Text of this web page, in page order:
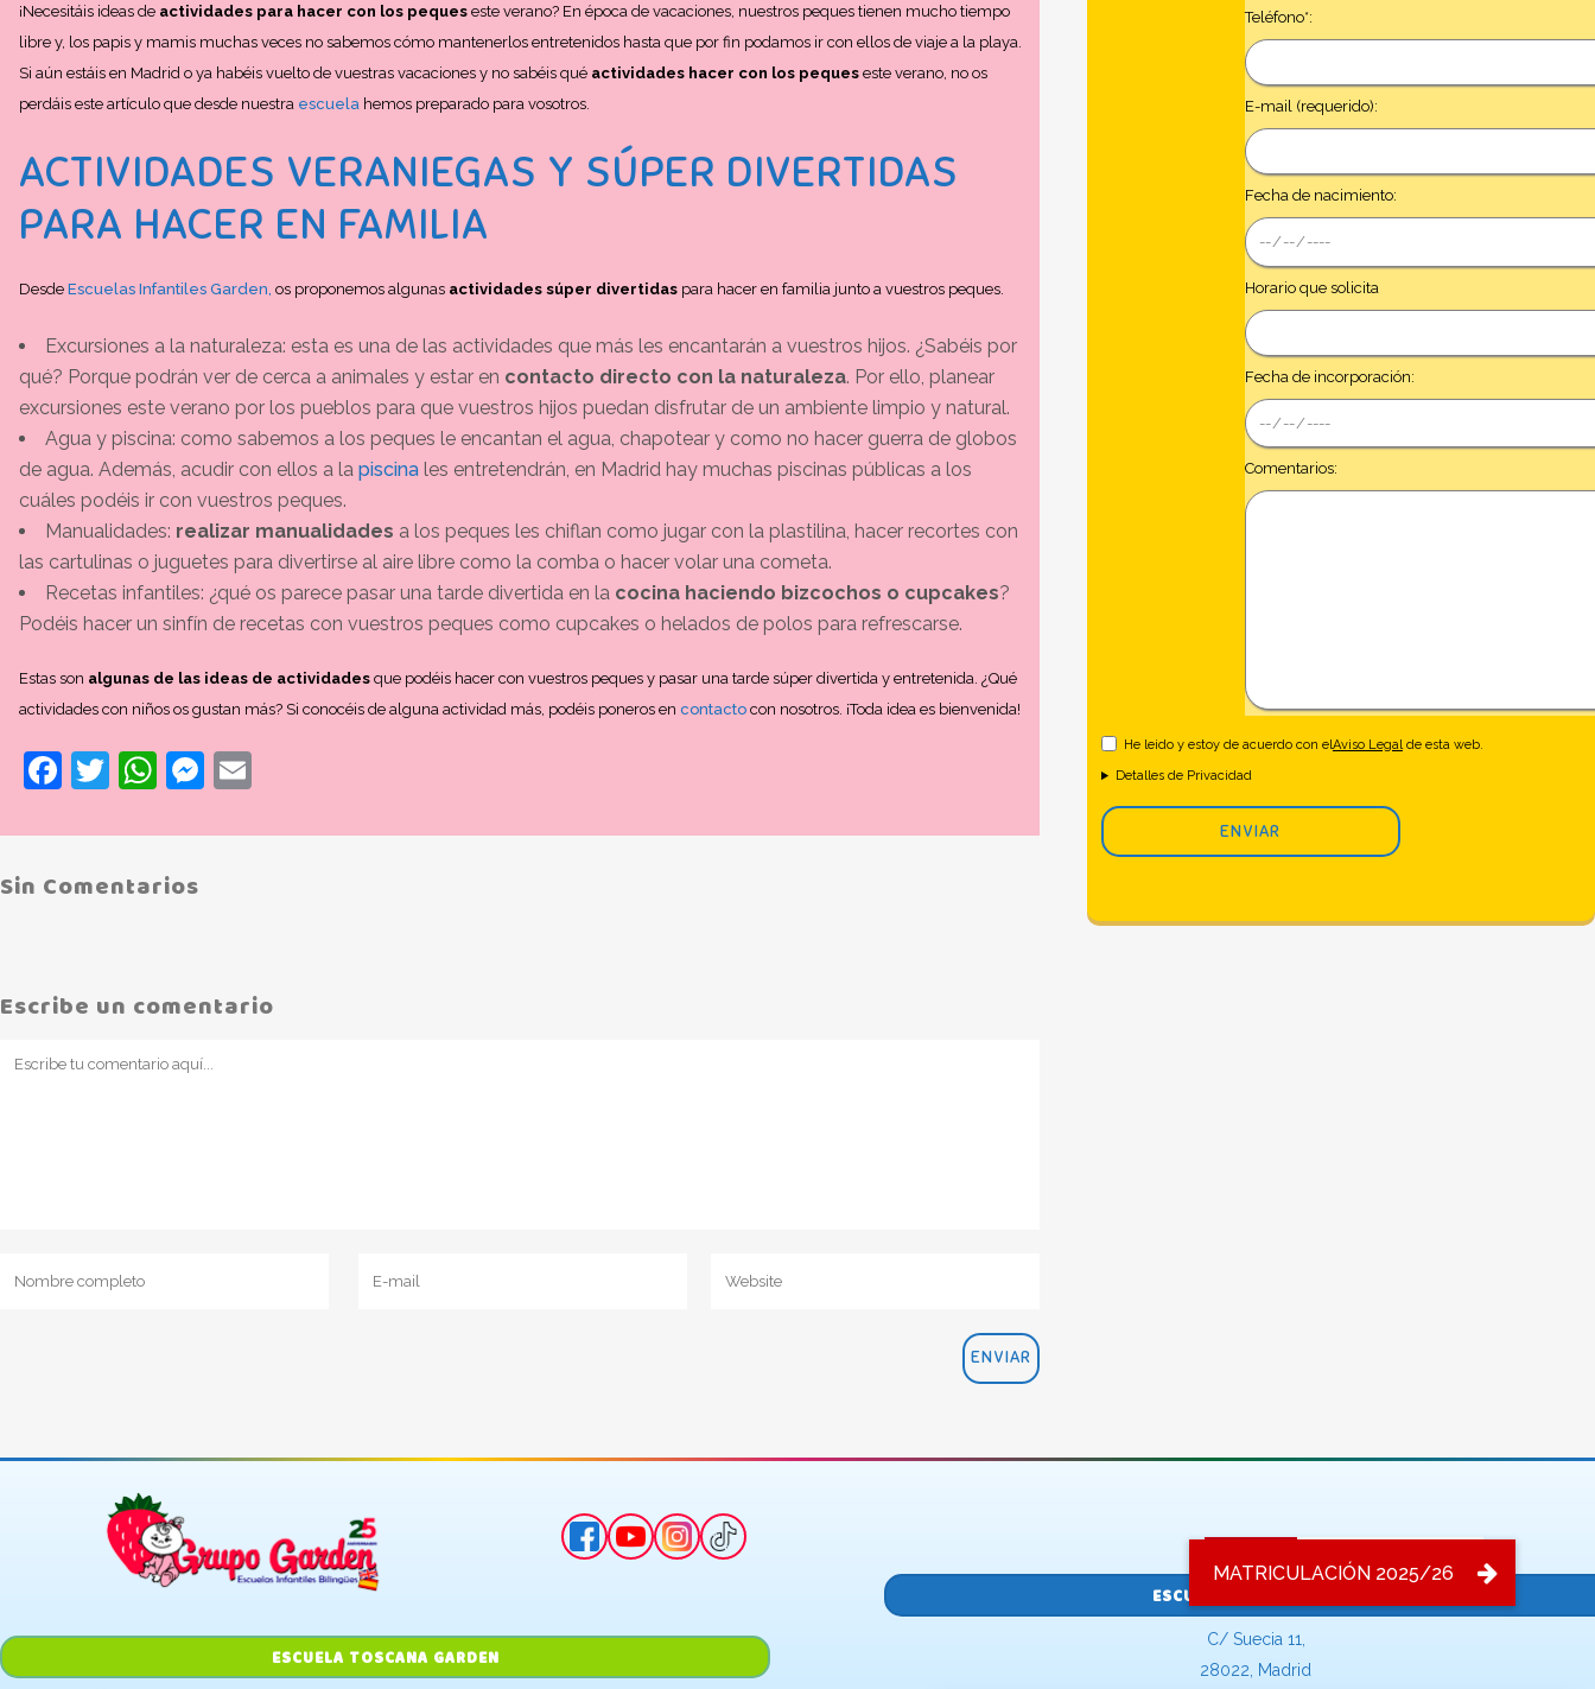
¡Necesitáis ideas de actividades para hacer con los peques este verano? En época de vacaciones, nuestros peques tienen mucho tiempo
libre y, los papis y mamis muchas veces no sabemos cómo mantenerlos entretenidos hasta que por fin podamos ir con ellos de viaje a la playa.
Si aún estáis en Madrid o ya habéis vuelto de vuestras vacaciones y no sabéis qué actividades hacer con los peques este verano, no os
perdáis este artículo que desde nuestra escuela hemos preparado para vosotros.
ACTIVIDADES VERANIEGAS Y SÚPER DIVERTIDAS
PARA HACER EN FAMILIA
Desde Escuelas Infantiles Garden, os proponemos algunas actividades súper divertidas para hacer en familia junto a vuestros peques.
Excursiones a la naturaleza: esta es una de las actividades que más les encantarán a vuestros hijos. ¿Sabéis por
qué? Porque podrán ver de cerca a animales y estar en contacto directo con la naturaleza. Por ello, planear
excursiones este verano por los pueblos para que vuestros hijos puedan disfrutar de un ambiente limpio y natural.
Agua y piscina: como sabemos a los peques le encantan el agua, chapotear y como no hacer guerra de globos
de agua. Además, acudir con ellos a la piscina les entretendrán, en Madrid hay muchas piscinas públicas a los
cuáles podéis ir con vuestros peques.
Manualidades: realizar manualidades a los peques les chiflan como jugar con la plastilina, hacer recortes con
las cartulinas o juguetes para divertirse al aire libre como la comba o hacer volar una cometa.
Recetas infantiles: ¿qué os parece pasar una tarde divertida en la cocina haciendo bizcochos o cupcakes?
Podéis hacer un sinfín de recetas con vuestros peques como cupcakes o helados de polos para refrescarse.
Estas son algunas de las ideas de actividades que podéis hacer con vuestros peques y pasar una tarde súper divertida y entretenida. ¿Qué
actividades con niños os gustan más? Si conocéis de alguna actividad más, podéis poneros en contacto con nosotros. ¡Toda idea es bienvenida!
Facebook
Twitter
WhatsApp
Messenger
Sin Comentarios
Escribe un comentario
Teléfono*:
E-mail (requerido):
Fecha de nacimiento:
Horario que solicita
Fecha de incorporación:
Comentarios:
He leido y estoy de acuerdo con elAviso Legalde esta web.
Detalles de Privacidad
ESCUELA TOSCANA GARDEN
ESCUELA SUECIA GARDEN
C/ Suecia 11,
28022, Madrid
Becas y ayudas de Educación